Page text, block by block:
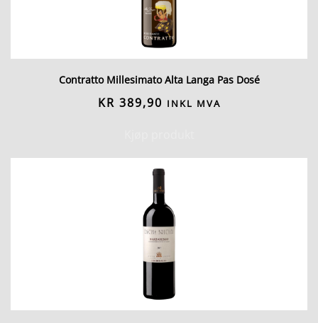
Contratto Millesimato Alta Langa Pas Dosé
KR 389,90 INKL MVA